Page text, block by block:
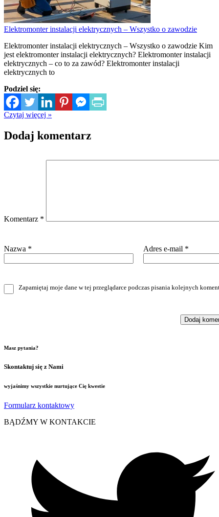
Elektromonter instalacji elektrycznych – Wszystko o zawodzie
Elektromonter instalacji elektrycznych – Wszystko o zawodzie Kim
jest elektromonter instalacji elektrycznych? Elektromonter instalacji
elektrycznych – co to za zawód? Elektromonter instalacji
elektrycznych to
Podziel się:
Czytaj więcej »
Dodaj komentarz
Komentarz *
Nazwa * Adres e-mail *
Zapamiętaj moje dane w tej przeglądarce podczas pisania kolejnych
Masz pytania?
Skontaktuj się z Nami
wyjaśnimy wszystkie nurtujące Cię kwestie
Formularz kontaktowy
BĄDŹMY W KONTAKCIE